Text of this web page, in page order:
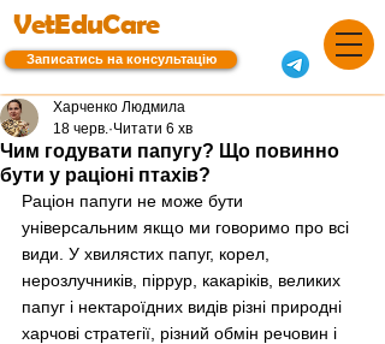
VetEduCare
Записатись на консультацію
Чим годувати папугу? Що повинно
бути у раціоні птахів?
Харченко Людмила
18 черв. Читати 6 хв
Раціон папуги не може бути
універсальним якщо ми говоримо про всі
види. У хвилястих папуг, корел,
нерозлучників, піррур, какаріків, великих
папуг і нектароїдних видів різні природні
харчові стратегії, різний обмін речовин і